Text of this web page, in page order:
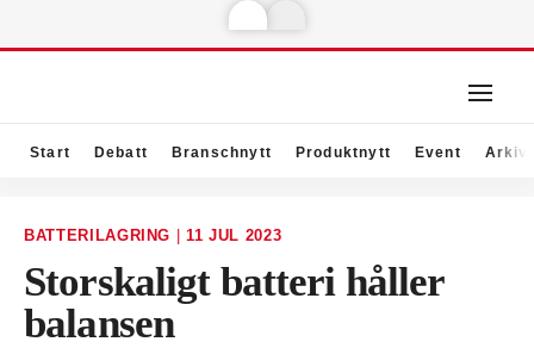
Start Debatt Branschnytt Produktnytt Event Arkiv
BATTERILAGRING 11 JUL 2023
Storskaligt batteri håller
balansen